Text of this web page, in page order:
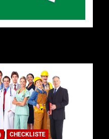
CHECKLISTE